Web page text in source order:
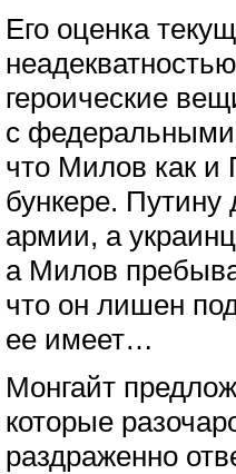
Его оценка
героические
с федеральными
что Милов как
бункере.
армии, а
а Милов
что он лишен
ее имеет…
Монгайт
которые
раздраженно